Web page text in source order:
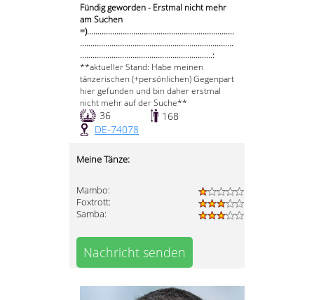
Fündig geworden - Erstmal nicht mehr
am Suchen
=)......................................................................
.........................................................................
...............................................................:
**aktueller Stand: Habe meinen
tänzerischen (+persönlichen) Gegenpart
hier gefunden und bin daher erstmal
nicht mehr auf der Suche**
36
168
DE-74078
Meine Tänze:
Mambo:
Foxtrott:
Samba:
Nachricht senden